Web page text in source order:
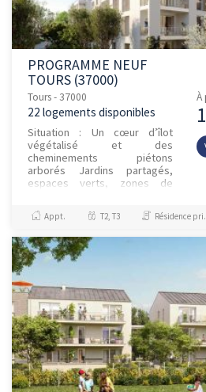
PROGRAMME NEUF
TOURS (37000)
Tours - 37000
22 logements disponibles
Situation : Un cœur d’îlot
végétalisé et des
cheminements piétons
arborés Jardins partagés,
espaces verts, zones de
services : centre commercial
La Petite Arche,...
À
Appt. T2, T3 Résidence principale / PTZ, Investissement et Défiscalisation